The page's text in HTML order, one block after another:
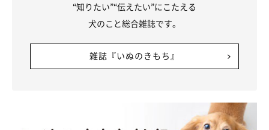
“知りたい”“伝えたい”にこたえる
犬のこと総合雑誌です。
雑誌『いぬのきもち』